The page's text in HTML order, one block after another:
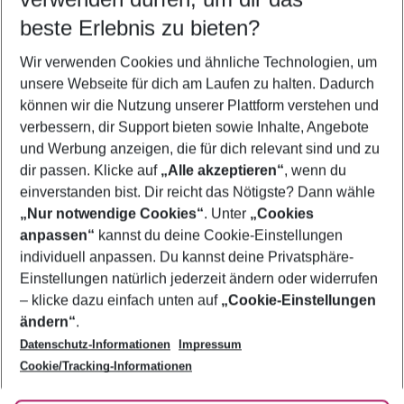
5-8 Nächte
2 Erwachsene Keine Kinder
Mehr Filter anzeigen
Footer
Footer navigation
Über uns
AGB
Bestpreisgarantie
Cookie-Einstellungen ändern
Cookie-Richtlinie
Agenturbetreuung
Barrierefreies Reisen
Folge uns
beste Erlebnis zu bieten?
Wir verwenden Cookies und ähnliche Technologien, um
unsere Webseite für dich am Laufen zu halten. Dadurch
können wir die Nutzung unserer Plattform verstehen und
verbessern, dir Support bieten sowie Inhalte, Angebote
und Werbung anzeigen, die für dich relevant sind und zu
dir passen. Klicke auf „Alle akzeptieren“, wenn du
einverstanden bist. Dir reicht das Nötigste? Dann wähle
„Nur notwendige Cookies“. Unter „Cookies
anpassen“ kannst du deine Cookie-Einstellungen
individuell anpassen. Du kannst deine Privatsphäre-
Einstellungen natürlich jederzeit ändern oder widerrufen
– klicke dazu einfach unten auf „Cookie-Einstellungen
ändern“.
Datenschutz-Informationen
Impressum
Cookie/Tracking-Informationen